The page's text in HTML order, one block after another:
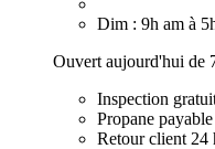
Dim : 9h am à
Ouvert aujourd'hui de
Inspection
Propane
Retour client 24